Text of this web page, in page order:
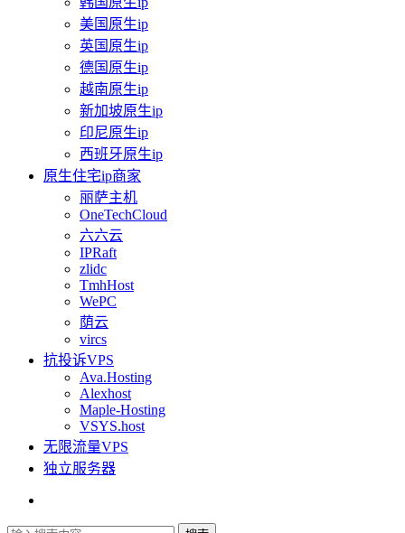
美国原生ip
英国原生ip
德国原生ip
越南原生ip
新加坡原生ip
印尼原生ip
西班牙原生ip
原生住宅ip商家
丽萨主机
OneTechCloud
六六云
IPRaft
zlidc
TmhHost
WePC
荫云
vircs
抗投诉VPS
Ava.Hosting
Alexhost
Maple-Hosting
VSYS.host
无限流量VPS
独立服务器